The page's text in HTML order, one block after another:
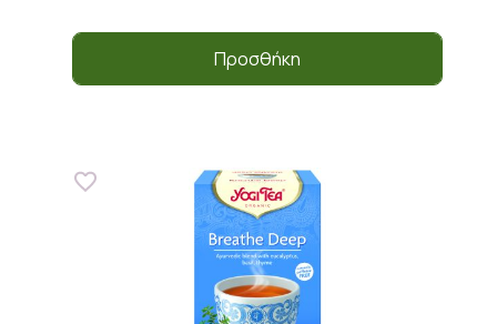
Προσθήκη